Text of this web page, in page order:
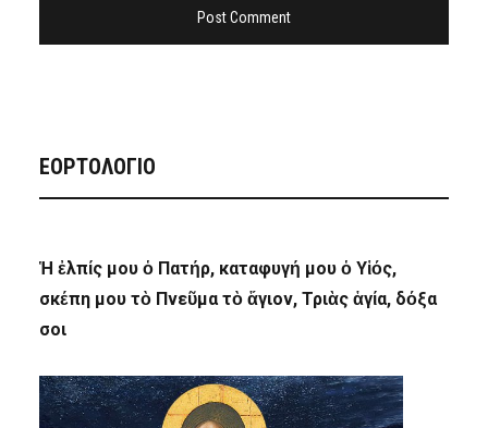
ΕΟΡΤΟΛΟΓΙΟ
Ἡ ἐλπίς μου ὁ Πατήρ, καταφυγή μου ὁ Υἱός,
σκέπη μου τὸ Πνεῦμα τὸ ἅγιον, Τριὰς ἁγία, δόξα
σοι